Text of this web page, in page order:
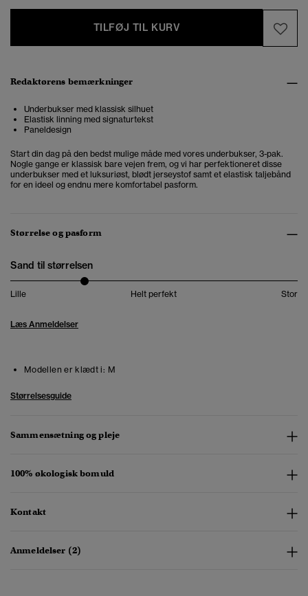
TILFØJ TIL KURV
Redaktørens bemærkninger
Underbukser med klassisk silhuet
Elastisk linning med signaturtekst
Paneldesign
Start din dag på den bedst mulige måde med vores underbukser, 3-pak.
Nogle gange er klassisk bare vejen frem, og vi har perfektioneret disse
underbukser med et luksuriøst, blødt jerseystof samt et elastisk taljebånd
for en ideel og endnu mere komfortabel pasform.
Størrelse og pasform
Sand til størrelsen
Lille Helt perfekt Stor
Læs Anmeldelser
Modellen er klædt i: M
Størrelsesguide
Sammensætning og pleje
100% økologisk bomuld
Kontakt
Anmeldelser (2)